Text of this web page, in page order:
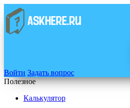
Войти Задать вопрос
Полезное
Калькулятор